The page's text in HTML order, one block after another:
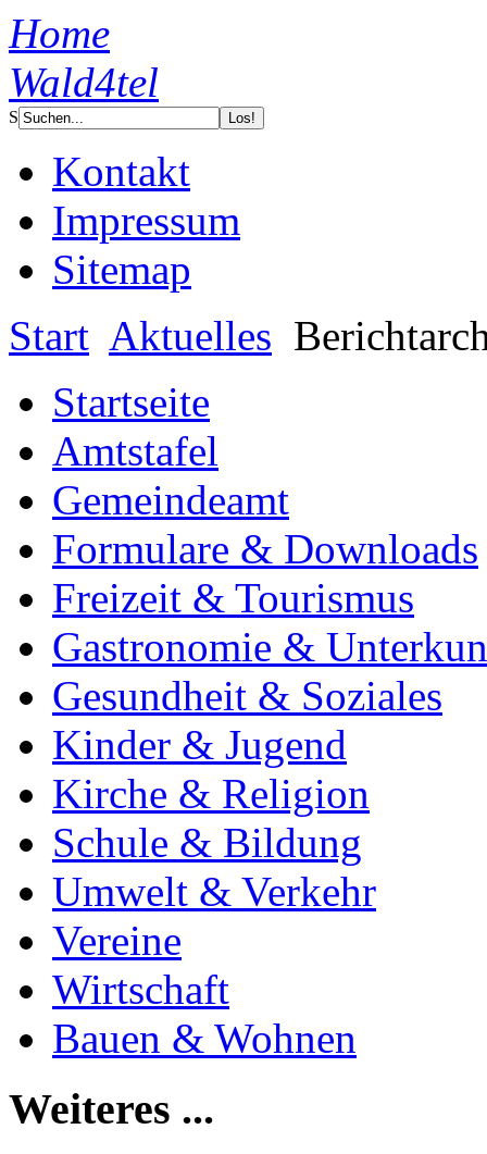
Home
Wald4tel
S
Kontakt
Impressum
Sitemap
Start Aktuelles
Startseite
Amtstafel
Gemeindeamt
Formulare & Downloads
Freizeit & Tourismus
Gastronomie &
Gesundheit & Soziales
Kinder & Jugend
Kirche & Religion
Schule & Bildung
Umwelt & Verkehr
Vereine
Wirtschaft
Bauen & Wohnen
Weiteres ...